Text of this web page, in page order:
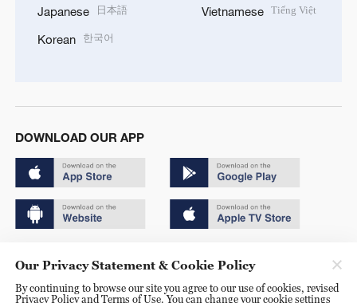
Japanese 日本語
Korean 한국어
Vietnamese Tiếng Việt
DOWNLOAD OUR APP
京ICP备20000184号
Our Privacy Statement & Cookie Policy
By continuing to browse our site you agree to our use of cookies, revised
Privacy Policy and Terms of Use. You can change your cookie settings